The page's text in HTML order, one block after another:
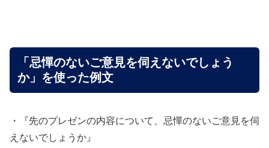
「忌憚のないご意見を伺えないでしょう
か」を使った例文
・『先のプレゼンの内容について、忌憚のないご意見を伺
えないでしょうか』